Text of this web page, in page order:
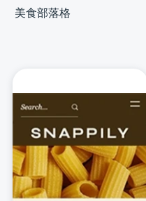
美食部落格